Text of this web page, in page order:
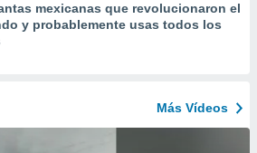
mexicanas que revolucionaron el
y probablemente usas todos los
Más Vídeos